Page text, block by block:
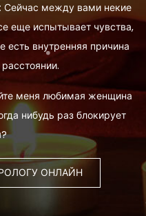
Сейчас между вами некие
еще испытывает чувства,
есть внутренняя причина
меня любимая женщина
нибудь раз блокирует
ОНЛАЙН